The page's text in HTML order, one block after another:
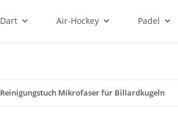
Dart Air-Hockey Padel
Reinigungstuch Mikrofaser für Billardkugeln